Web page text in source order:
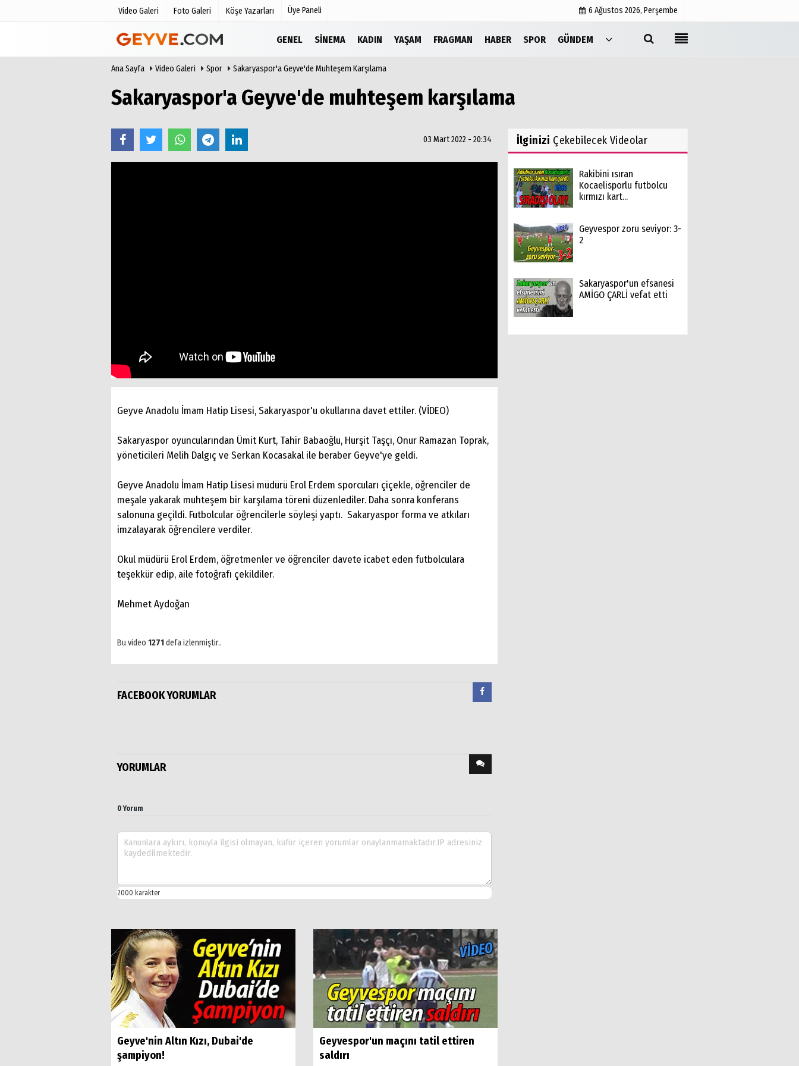
Video Galeri Foto Galeri Köşe Yazarları Üye Paneli 6 Ağustos 2026, Perşembe
GENEL SINEMA KADIN YAŞAM FRAGMAN HABER SPOR GÜNDEM
Anketler
Biyografiler
Video Galeri
Foto Galeri
Ana Sayfa Video Galeri Spor Sakaryaspor'a Geyve'de Muhteşem Karşılama
Sakaryaspor'a Geyve'de muhteşem karşılama
03 Mart 2022 - 20:34
Geyve Anadolu İmam Hatip Lisesi, Sakaryaspor'u okullarına davet ettiler. (VİDEO)
Sakaryaspor oyuncularından Ümit Kurt, Tahir Babaoğlu, Hurşit Taşçı, Onur Ramazan Toprak,
yöneticileri Melih Dalgıç ve Serkan Kocasakal ile beraber Geyve'ye geldi.
Geyve Anadolu İmam Hatip Lisesi müdürü Erol Erdem sporcuları çiçekle, öğrenciler de
meşale yakarak muhteşem bir karşılama töreni düzenlediler. Daha sonra konferans
salonuna geçildi. Futbolcular öğrencilerle söyleşi yaptı. Sakaryaspor forma ve atkıları
imzalayarak öğrencilere verdiler.
Okul müdürü Erol Erdem, öğretmenler ve öğrenciler davete icabet eden futbolculara
teşekkür edip, aile fotoğrafı çekildiler.
Mehmet Aydoğan
Bu video 1271defa izlenmiştir..
FACEBOOK YORUMLAR
YORUMLAR
0 Yorum
Geyve'nin Altın Kızı, Dubai'de
şampiyon!
Geyvespor'un maçını tatil ettiren
saldırı
İlginizi Çekebilecek Videolar
Rakibini ısıran
Kocaelisporlu futbolcu
kırmızı kart...
Geyvespor zoru seviyor: 3-
2
Sakaryaspor'un efsanesi
AMİGO ÇARLİ vefat etti